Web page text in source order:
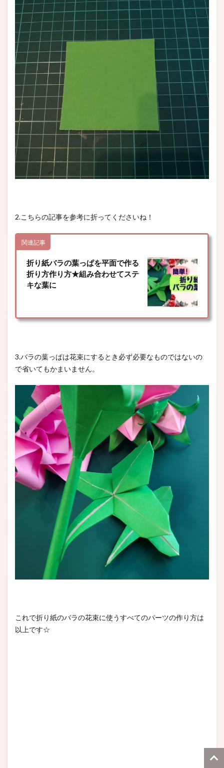
2.こちらの記事を参考に折ってくださいね！
関連記事
折り紙バラの葉っぱを平面で作る
折り方作り方★組み合わせてステ
キな葉に
3.バラの葉っぱは花束にするとき必ず必要なものではないの
で省いてもかまいません。
これで折り紙のバラの花束に使うすべてのパーツの作り方は
以上です☆